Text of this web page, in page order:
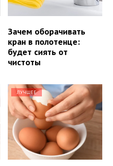
Зачем оборачивать
кран в полотенце:
будет сиять от
чистоты
ЛУЧШЕЕ